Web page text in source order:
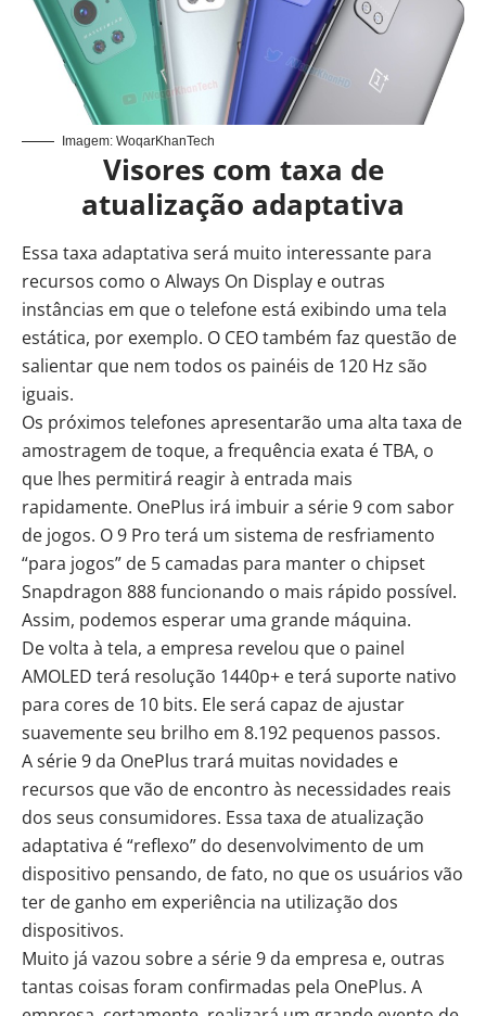
Imagem: WoqarKhanTech
Visores com taxa de
atualização adaptativa
Essa taxa adaptativa será muito interessante para
recursos como o Always On Display e outras
instâncias em que o telefone está exibindo uma tela
estática, por exemplo. O CEO também faz questão de
salientar que nem todos os painéis de 120 Hz são
iguais.
Os próximos telefones apresentarão uma alta taxa de
amostragem de toque, a frequência exata é TBA, o
que lhes permitirá reagir à entrada mais
rapidamente. OnePlus irá imbuir a série 9 com sabor
de jogos. O 9 Pro terá um sistema de resfriamento
“para jogos” de 5 camadas para manter o chipset
Snapdragon 888 funcionando o mais rápido possível.
Assim, podemos esperar uma grande máquina.
De volta à tela, a empresa revelou que o painel
AMOLED terá resolução 1440p+ e terá suporte nativo
para cores de 10 bits. Ele será capaz de ajustar
suavemente seu brilho em 8.192 pequenos passos.
A série 9 da OnePlus trará muitas novidades e
recursos que vão de encontro às necessidades reais
dos seus consumidores. Essa taxa de atualização
adaptativa é “reflexo” do desenvolvimento de um
dispositivo pensando, de fato, no que os usuários vão
ter de ganho em experiência na utilização dos
dispositivos.
Muito já vazou sobre a série 9 da empresa e, outras
tantas coisas foram confirmadas pela OnePlus. A